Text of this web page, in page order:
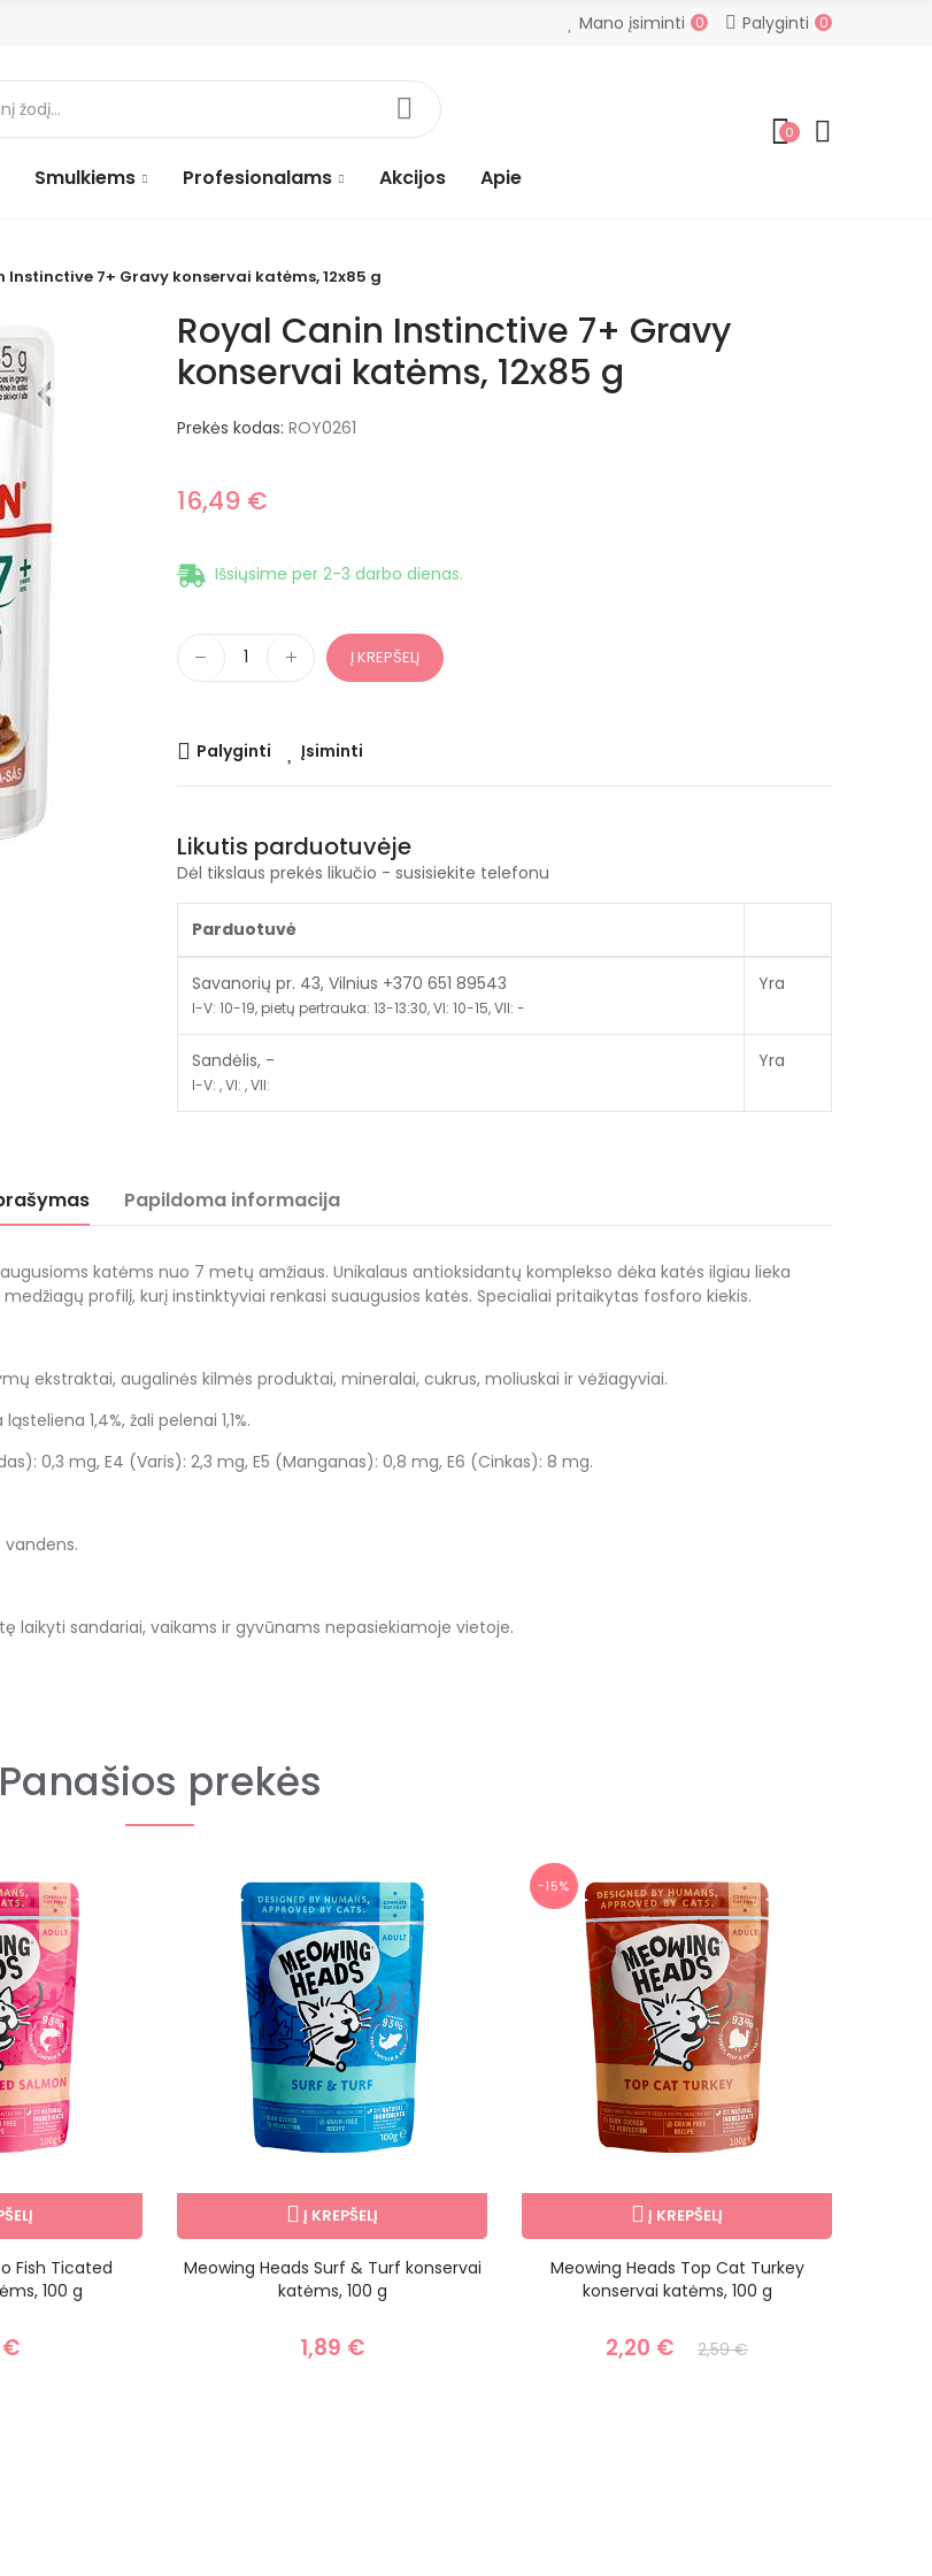
Mano įsiminti 0 Palyginti 0
Smulkiems Profesionalams Akcijos Apie
0
Instinctive 7+ Gravy konservai katėms, 12x85 g
Royal Canin Instinctive 7+ Gravy
konservai katėms, 12x85 g
Prekės kodas: ROY0261
16,49 €
Išsiųsime per 2-3 darbo dienas.
Į KREPŠELĮ
Palyginti Įsiminti
Likutis parduotuvėje
Dėl tikslaus prekės likučio - susisiekite telefonu
Parduotuvė
Savanorių pr. 43, Vilnius +370 651 89543
I-V: 10-19, pietų pertrauka: 13-13:30, VI: 10-15, VII: -
Yra
Sandėlis, -
I-V: , VI: , VII:
Yra
Papildoma informacija
katėms nuo 7 metų amžiaus. Unikalaus antioksidantų komplekso dėka katės ilgiau lieka
profilį, kurį instinktyviai renkasi suaugusios katės. Specialiai pritaikytas fosforo kiekis.
ekstraktai, augalinės kilmės produktai, mineralai, cukrus, moliuskai ir vėžiagyviai.
1,4%, žali pelenai 1,1%.
0,3 mg, E4 (Varis): 2,3 mg, E5 (Manganas): 0,8 mg, E6 (Cinkas): 8 mg.
laikyti sandariai, vaikams ir gyvūnams nepasiekiamoje vietoje.
Panašios prekės
Fish Ticated
100 g
€
Į KREPŠELĮ
Meowing Heads Surf & Turf konservai
katėms, 100 g
1,89 €
−15%
Į KREPŠELĮ
Meowing Heads Top Cat Turkey
konservai katėms, 100 g
2,20 € 2,59 €